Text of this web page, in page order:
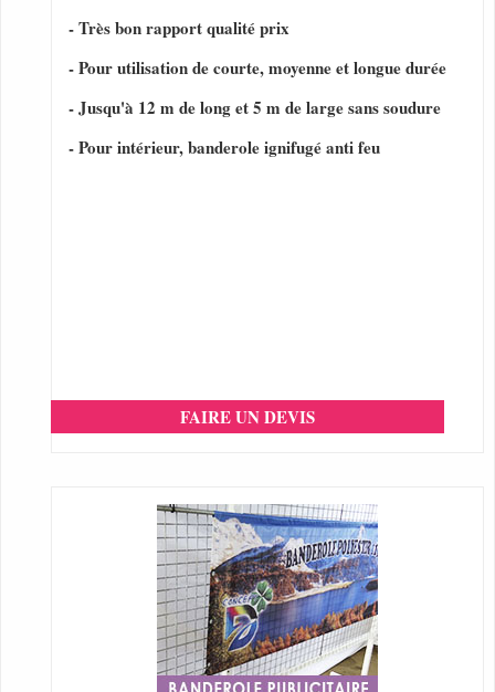
- Très bon rapport qualité prix
- Pour utilisation de courte, moyenne et longue durée
- Jusqu'à 12 m de long et 5 m de large sans soudure
- Pour intérieur, banderole ignifugé anti feu
FAIRE UN DEVIS